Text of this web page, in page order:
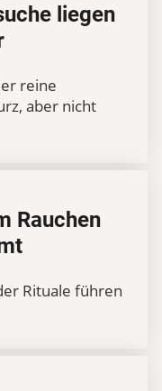
liegen
reine
aber nicht
Rauchen
Rituale führen